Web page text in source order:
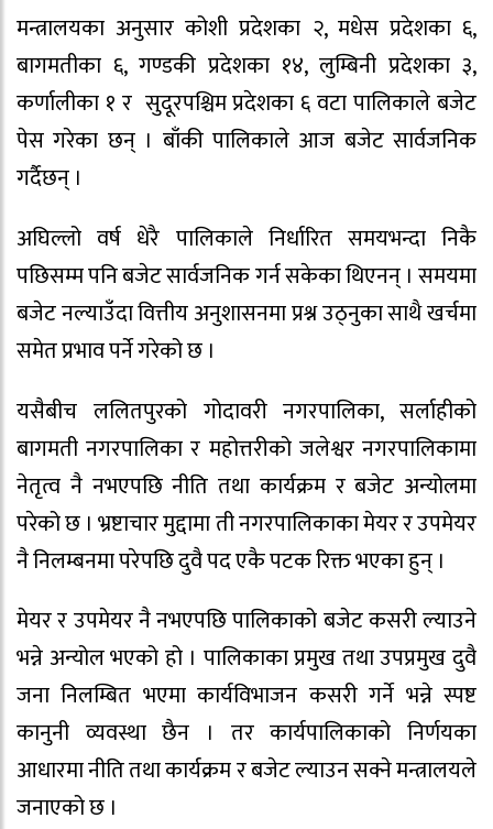
मन्त्रालयका अनुसार कोशी प्रदेशका २, मधेस प्रदेशका ६,
बागमतीका ६, गण्डकी प्रदेशका १४, लुम्बिनी प्रदेशका ३,
कर्णालीका १ र सुदूरपश्चिम प्रदेशका ६ वटा पालिकाले बजेट
पेस गरेका छन् । बाँकी पालिकाले आज बजेट सार्वजनिक
गर्दैछन् ।
अघिल्लो वर्ष धेरै पालिकाले निर्धारित समयभन्दा निकै
पछिसम्म पनि बजेट सार्वजनिक गर्न सकेका थिएनन् । समयमा
बजेट नल्याउँदा वित्तीय अनुशासनमा प्रश्न उठ्नुका साथै खर्चमा
समेत प्रभाव पर्ने गरेको छ ।
यसैबीच ललितपुरको गोदावरी नगरपालिका, सर्लाहीको
बागमती नगरपालिका र महोत्तरीको जलेश्वर नगरपालिकामा
नेतृत्व नै नभएपछि नीति तथा कार्यक्रम र बजेट अन्योलमा
परेको छ । भ्रष्टाचार मुद्दामा ती नगरपालिकाका मेयर र उपमेयर
नै निलम्बनमा परेपछि दुवै पद एकै पटक रिक्त भएका हुन् ।
मेयर र उपमेयर नै नभएपछि पालिकाको बजेट कसरी ल्याउने
भन्ने अन्योल भएको हो । पालिकाका प्रमुख तथा उपप्रमुख दुवै
जना निलम्बित भएमा कार्यविभाजन कसरी गर्ने भन्ने स्पष्ट
कानुनी व्यवस्था छैन । तर कार्यपालिकाको निर्णयका
आधारमा नीति तथा कार्यक्रम र बजेट ल्याउन सक्ने मन्त्रालयले
जनाएको छ ।